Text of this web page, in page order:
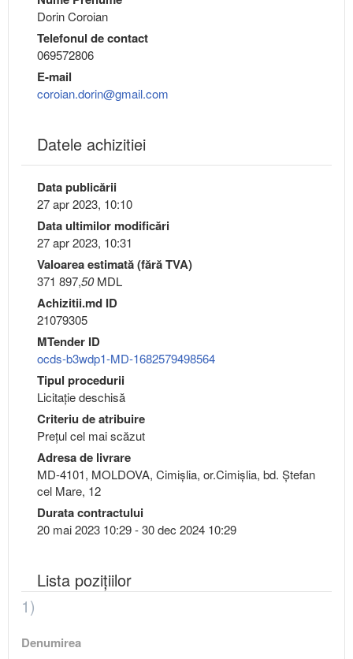
Dorin Coroian
Telefonul de contact
069572806
E-mail
coroian.dorin@gmail.com
Datele achizitiei
Data publicării
27 apr 2023, 10:10
Data ultimilor modificări
27 apr 2023, 10:31
Valoarea estimată (fără TVA)
371 897,50MDL
Achizitii.md ID
21079305
MTender ID
ocds-b3wdp1-MD-1682579498564
Tipul procedurii
Licitație deschisă
Criteriu de atribuire
Preţul cel mai scăzut
Adresa de livrare
MD-4101, MOLDOVA, Cimişlia, or.Cimişlia, bd. Ștefan
cel Mare, 12
Durata contractului
20 mai 2023 10:29 - 30 dec 2024 10:29
Lista pozițiilor
1)
Denumirea